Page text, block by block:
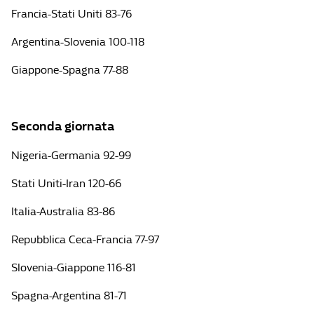
Francia-Stati Uniti 83-76
Argentina-Slovenia 100-118
Giappone-Spagna 77-88
Seconda giornata
Nigeria-Germania 92-99
Stati Uniti-Iran 120-66
Italia-Australia 83-86
Repubblica Ceca-Francia 77-97
Slovenia-Giappone 116-81
Spagna-Argentina 81-71